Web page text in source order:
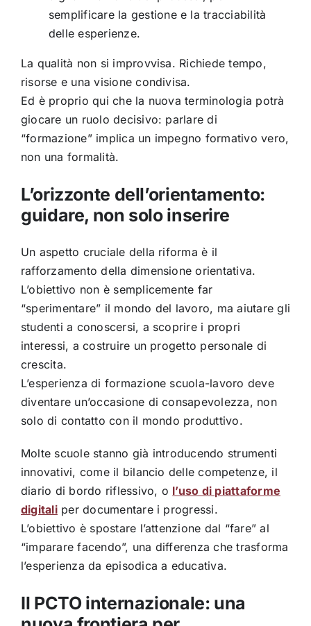
semplificare la gestione e la tracciabilità
delle esperienze.
La qualità non si improvvisa. Richiede tempo,
risorse e una visione condivisa.
Ed è proprio qui che la nuova terminologia potrà
giocare un ruolo decisivo: parlare di
“formazione” implica un impegno formativo vero,
non una formalità.
L’orizzonte dell’orientamento:
guidare, non solo inserire
Un aspetto cruciale della riforma è il
rafforzamento della dimensione orientativa.
L’obiettivo non è semplicemente far
“sperimentare” il mondo del lavoro, ma aiutare gli
studenti a conoscersi, a scoprire i propri
interessi, a costruire un progetto personale di
crescita.
L’esperienza di formazione scuola-lavoro deve
diventare un’occasione di consapevolezza, non
solo di contatto con il mondo produttivo.
Molte scuole stanno già introducendo strumenti
innovativi, come il bilancio delle competenze, il
diario di bordo riflessivo, o l’uso di piattaforme
digitaliper documentare i progressi.
L’obiettivo è spostare l’attenzione dal “fare” al
“imparare facendo”, una differenza che trasforma
l’esperienza da episodica a educativa.
Il PCTO internazionale: una